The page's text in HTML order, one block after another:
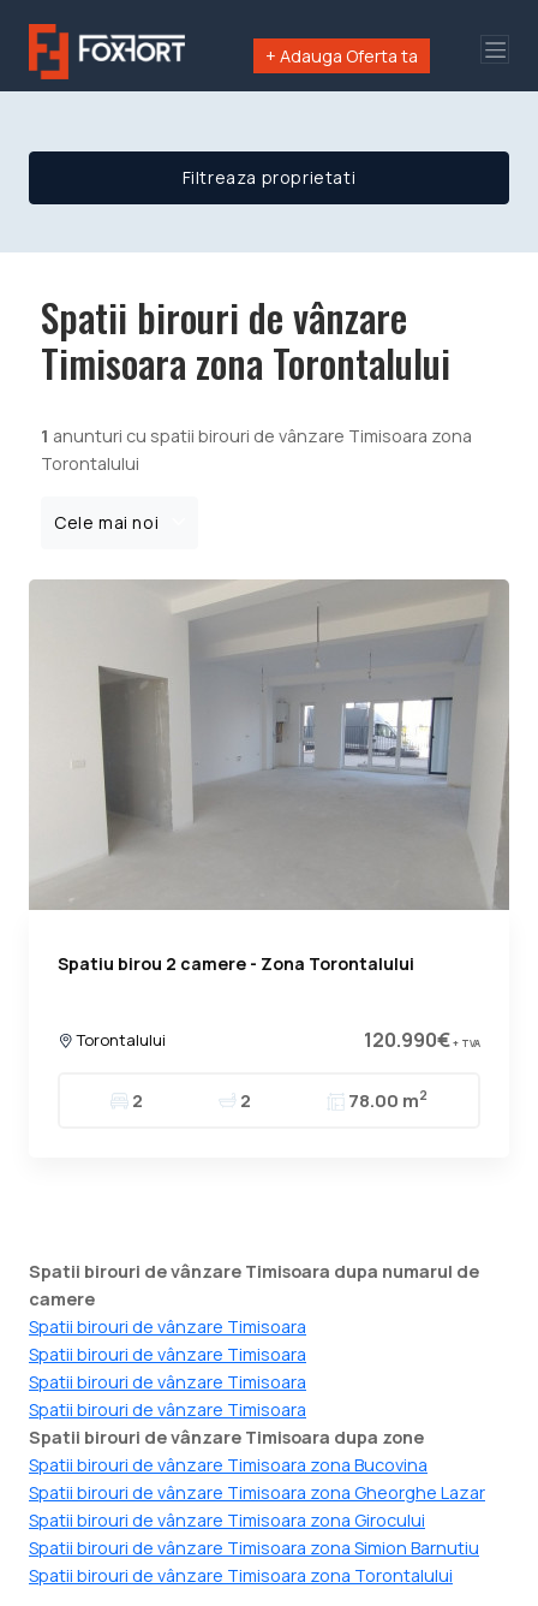
+ Adauga Oferta ta
Filtreaza proprietati
Spatii birouri de vânzare
Timisoara zona Torontalului
1 anunturi cu spatii birouri de vânzare Timisoara zona
Torontalului
Cele mai noi
Spatiu birou 2 camere - Zona Torontalului
Torontalului 120.990€+ TVA
2 2 78.00 m2
Spatii birouri de vânzare Timisoara dupa numarul de
camere
Spatii birouri de vânzare Timisoara
Spatii birouri de vânzare Timisoara
Spatii birouri de vânzare Timisoara
Spatii birouri de vânzare Timisoara
Spatii birouri de vânzare Timisoara dupa zone
Spatii birouri de vânzare Timisoara zona Bucovina
Spatii birouri de vânzare Timisoara zona Gheorghe Lazar
Spatii birouri de vânzare Timisoara zona Girocului
Spatii birouri de vânzare Timisoara zona Simion Barnutiu
Spatii birouri de vânzare Timisoara zona Torontalului